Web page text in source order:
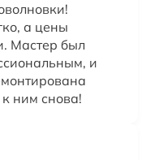
а цены
Мастер был
и
ним снова!